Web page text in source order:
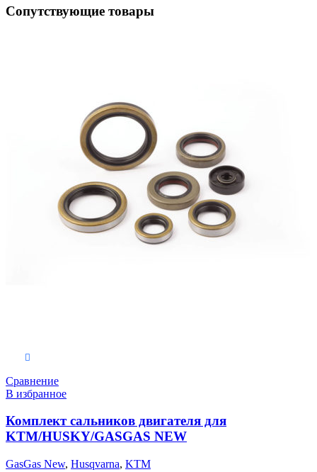
Сопутствующие товары
Сравнение
В избранное
Комплект сальников двигателя для
KTM/HUSKY/GASGAS NEW
GasGas New, Husqvarna, KTM